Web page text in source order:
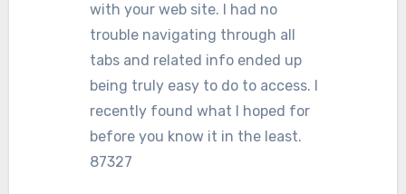
with your web site. I had no
trouble navigating through all
tabs and related info ended up
being truly easy to do to access. I
recently found what I hoped for
before you know it in the least.
87327